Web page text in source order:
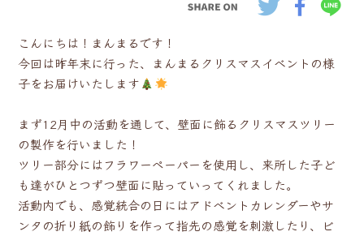
こんにちは！まんまるです！
今回は昨年末に行った、まんまるクリスマスイベントの様
子をお届けいたします
まず12月中の活動を通して、壁面に飾るクリスマスツリー
の製作を行いました！
ツリー部分にはフラワーペーパーを使用し、来所した子ど
も達がひとつずつ壁面に貼っていってくれました。
活動内でも、感覚統合の日にはアドベントカレンダーやサ
ンタの折り紙の飾りを作って指先の感覚を刺激したり、ビ